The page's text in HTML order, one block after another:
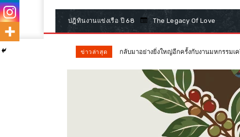
ปฎิทินงานแข่งเรือ ปี 68 The Legacy Of Love
ข่าวล่าสุด ผลการนับคะแนน การเลือกตั้ง สส. จังหวัดน่